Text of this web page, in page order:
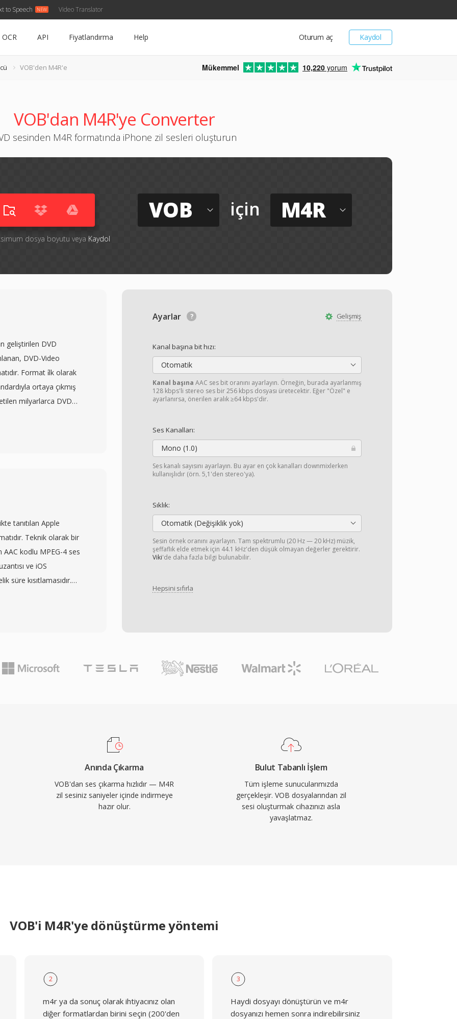
to Speech Video Translator
Kaydol
Oturum aç
OCR API Fiyatlandırma Help
VOB'den M4R'e Mükemmel 10,220 yorum
VOB'dan M4R'ye Converter
sesinden M4R formatında iPhone zil sesleri oluşturun
dosya boyutu veya Kaydol
VOB için M4R
Gelişmiş
Ayarlar
Kanal başına bit hızı:
Otomatik
Kanal başına AAC ses bit oranını ayarlayın. Örneğin, burada ayarlanmış
128 kbps'li stereo ses bir 256 kbps dosyası üretecektir. Eğer "Özel" e
ayarlanırsa, önerilen aralık ≥64 kbps'dir.
Ses Kanalları:
Mono (1.0)
Ses kanalı sayısını ayarlayın. Bu ayar en çok kanalları downmixlerken
kullanışlıdır (örn. 5,1'den stereo'ya).
Sıklık:
Otomatik (Değişiklik yok)
Sesin örnek oranını ayarlayın. Tam spektrumlu (20 Hz — 20 kHz) müzik,
şeffaflık elde etmek için 44.1 kHz'den düşük olmayan değerler gerektirir.
Viki'de daha fazla bilgi bulunabilir.
Hepsini sıfırla
geliştirilen DVD
DVD-Video
Format i̇lk olarak
ortaya çıkmış
milyarlarca DVD
2 program akışı
ve adlandırma
sistemi
sınırlıdır; daha
yayılır.
kadar bit
(720x576) video
ses, altyazılar ve
devam
tanıtılan Apple
Teknik olarak bir
AAC kodlu MPEG-4 ses
ve iOS
süre kısıtlamasıdır.
altyapısının
iTunes (veya yeni
yerleşik iş akışları
aracılığıyla
küçük dosya
oynatma ve
zil sesleri atama
Anında Çıkarma
VOB'dan ses çıkarma hızlıdır — M4R
zil sesiniz saniyeler içinde indirmeye
hazır olur.
Bulut Tabanlı İşlem
Tüm işleme sunucularımızda
gerçekleşir. VOB dosyalarından zil
sesi oluşturmak cihazınızı asla
yavaşlatmaz.
VOB'i M4R'ye dönüştürme yöntemi
2
m4r ya da sonuç olarak ihtiyacınız olan
diğer formatlardan birini seçin (200'den
3
Haydi dosyayı dönüştürün ve m4r
dosyanızı hemen sonra indirebilirsiniz